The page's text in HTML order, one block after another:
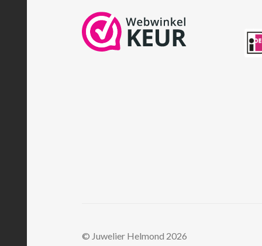
© Juwelier Helmond 2026